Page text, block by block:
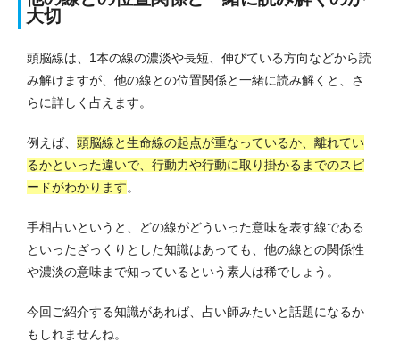
大切
頭脳線は、1本の線の濃淡や長短、伸びている方向などから読
み解けますが、他の線との位置関係と一緒に読み解くと、さ
らに詳しく占えます。
例えば、 頭脳線と生命線の起点が重なっているか、離れてい
るかといった違いで、行動力や行動に取り掛かるまでのスピ
ードがわかります。
手相占いというと、どの線がどういった意味を表す線である
といったざっくりとした知識はあっても、他の線との関係性
や濃淡の意味まで知っているという素人は稀でしょう。
今回ご紹介する知識があれば、占い師みたいと話題になるか
もしれませんね。